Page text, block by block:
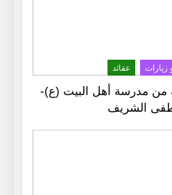
زيارات عقائد
من مدرسة أهل البيت (ع)-
الشريف